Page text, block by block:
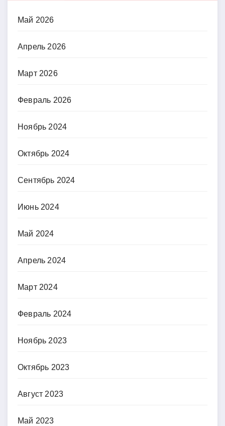
Май 2026
Апрель 2026
Март 2026
Февраль 2026
Ноябрь 2024
Октябрь 2024
Сентябрь 2024
Июнь 2024
Май 2024
Апрель 2024
Март 2024
Февраль 2024
Ноябрь 2023
Октябрь 2023
Август 2023
Май 2023